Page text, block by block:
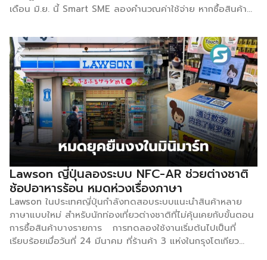
เดือน มิ.ย. นี้ Smart SME ลองคำนวณค่าใช้จ่าย หากซื้อสินค้า
คุณสมบัติร้านค้าเข้าร่วมโครงการ ‘ไทยช่วยไทยพลัส’
Lawson ญี่ปุ่นลองระบบ NFC-AR ช่วยต่างชาติ
ช้อปอาหารร้อน หมดห่วงเรื่องภาษา
Lawson ในประเทศญี่ปุ่นกำลังทดสอบระบบแนะนำสินค้าหลาย
ภาษาแบบใหม่ สำหรับนักท่องเที่ยวต่างชาติที่ไม่คุ้นเคยกับขั้นตอน
การซื้อสินค้าบางรายการ การทดลองใช้งานเริ่มต้นไปเป็นที่
เรียบร้อยเมื่อวันที่ 24 มีนาคม ที่ร้านค้า 3 แห่งในกรุงโตเกียว